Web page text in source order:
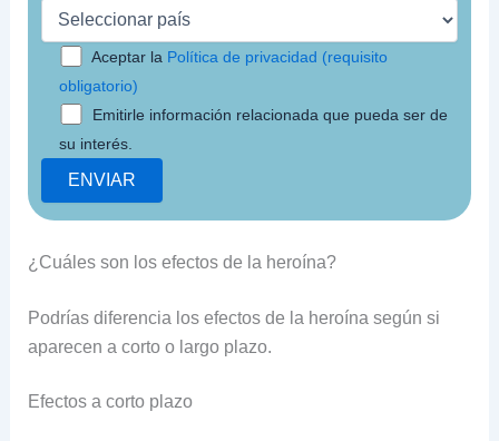
Aceptar la Política de privacidad (requisito
obligatorio)
Emitirle información relacionada que pueda ser de
su interés.
¿Cuáles son los efectos de la heroína?
Podrías diferencia los efectos de la heroína según si
aparecen a corto o largo plazo.
Efectos a corto plazo